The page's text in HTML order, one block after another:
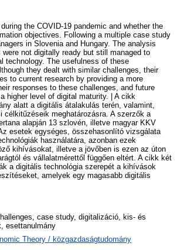
the COVID-19 pandemic and whether the
objectives. Following a multiple case study
in Slovenia and Hungary. The analysis
not digitally ready but still managed to
technology. The usefulness of these
they dealt with similar challenges, their
to current research by providing a more
responses to these challenges, and future
higher level of digital maturity. | A cikk
alatt a digitális átalakulás terén, valamint,
meghatározásra. A szerzők a
alapján 13 szlovén, illetve magyar KKV
esetek egységes, összehasonlító vizsgálata
használatára, azonban ezek
kihívásokat, illetve a jövőben is ezen az úton
és vállalatmérettől függően eltért. A cikk két
a digitális technológia szerepét a kihívások
amelyek egy magasabb digitális
case study, digitalizáció, kis- és
esettanulmány
Theory / közgazdaságtudomány